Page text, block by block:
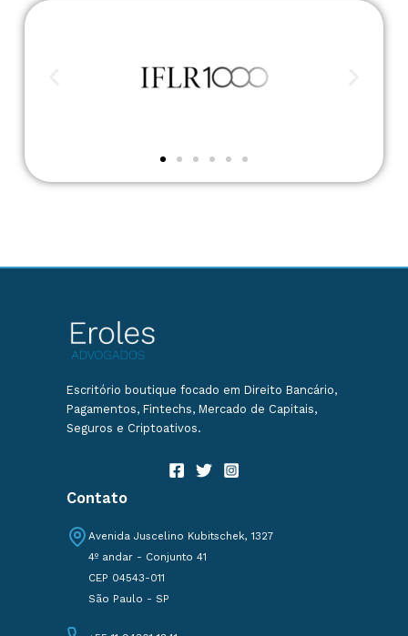
Escritório boutique focado em Direito Bancário,
Pagamentos, Fintechs, Mercado de Capitais,
Seguros e Criptoativos.
Contato
Avenida Juscelino Kubitschek, 1327
4º andar - Conjunto 41
CEP 04543-011
São Paulo - SP